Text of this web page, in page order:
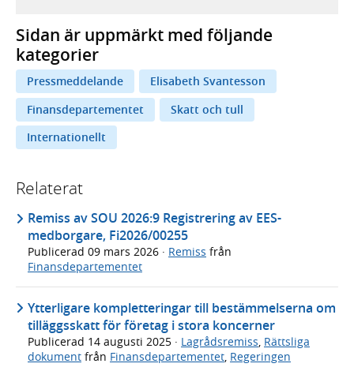
Sidan är uppmärkt med följande
kategorier
Pressmeddelande
Elisabeth Svantesson
Finansdepartementet
Skatt och tull
Internationellt
Relaterat
Remiss av SOU 2026:9 Registrering av EES-
medborgare, Fi2026/00255
Publicerad 09 mars 2026 · Remiss från
Finansdepartementet
Ytterligare kompletteringar till bestämmelserna om
tilläggsskatt för företag i stora koncerner
Publicerad 14 augusti 2025 · Lagrådsremiss, Rättsliga
dokument från Finansdepartementet, Regeringen